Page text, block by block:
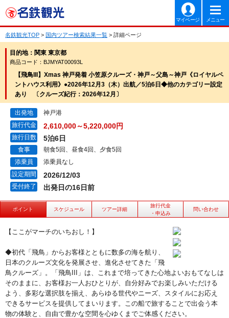
マイページ メニュー
名鉄観光TOP > 国内ツアー検索結果一覧 > 詳細ページ
目的地：関東 東京都
商品コード：BJMYAT00093L
【飛鳥III】Xmas 神戸発着 小笠原クルーズ・神戸～父島～神戸《ロイヤルペ
ントハウス利用》●2026年12月3（木）出航／5泊6日◆他のカテゴリー設定
あり 〔クルーズ紀行：2026年12月〕
出発地
神戸港
旅行代金
2,610,000～5,220,000円
旅行日数 5泊6日
食事
朝食5回、昼食4回、夕食5回
添乗員
添乗員なし
設定期間
2026/12/03
受付終了 出発日の16日前
ポイント スケジュール ツアー詳細
旅行代金
・申込み
問い合わせ
【ここがマーチのいちおし！】
◆初代「飛鳥」からお客様とともに数多の海を航り、
日本のクルーズ文化を発展させ、進化させてきた「飛
鳥クルーズ」。「飛鳥III」は、これまで培ってきた心地よいおもてなしは
そのままに、お客様お一人おひとりが、自分好みでお楽しみいただける
よう、多彩な選択肢を揃え、あらゆる世代やニーズ、スタイルにお応え
できるサービスを提供してまいります。この船で旅することで出会う本
物の体験と、自由で豊かな空間を心ゆくまでご体感ください。